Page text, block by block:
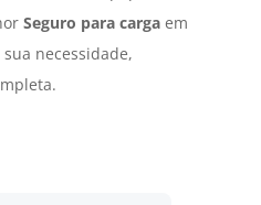
Seguro para cargaem
necessidade,